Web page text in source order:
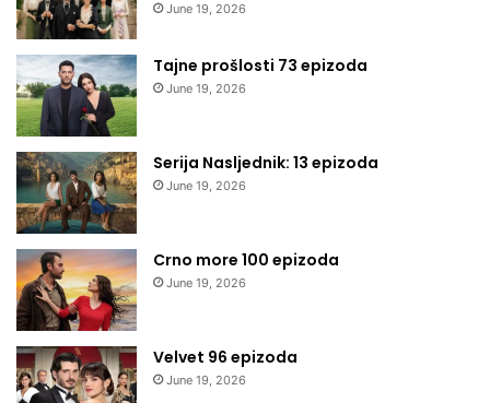
June 19, 2026
Tajne prošlosti 73 epizoda
June 19, 2026
Serija Nasljednik: 13 epizoda
June 19, 2026
Crno more 100 epizoda
June 19, 2026
Velvet 96 epizoda
June 19, 2026